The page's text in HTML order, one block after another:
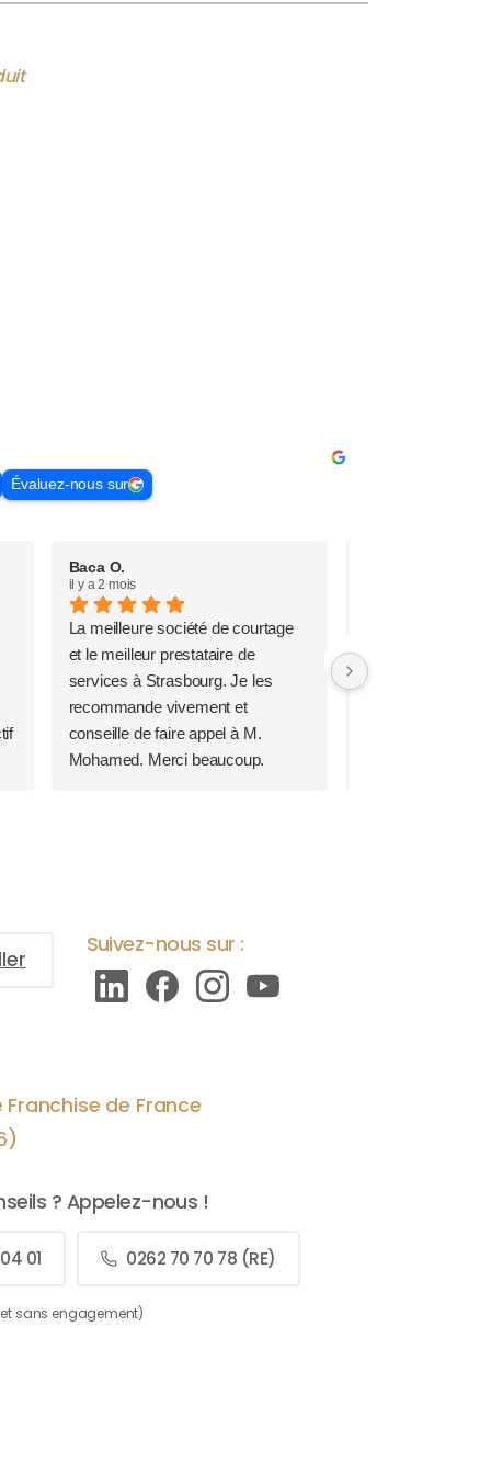
Évaluez-nous sur
Baca O.
il y a 2 mois
La meilleure société de courtage
et le meilleur prestataire de
services à Strasbourg. Je les
recommande vivement et
conseille de faire appel à M.
Mohamed. Merci beaucoup.
importante et
Suivez-nous sur :
Franchise de France
? Appelez-nous !
01 0262 70 70 78 (RE)
sans engagement)